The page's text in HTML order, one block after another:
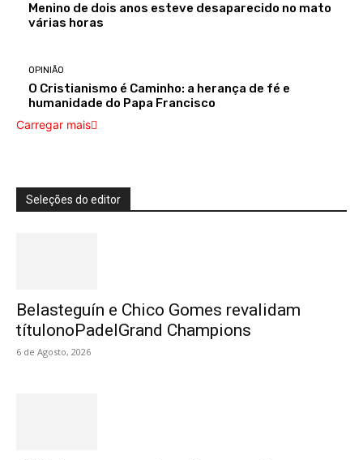
Menino de dois anos esteve desaparecido no mato
várias horas
OPINIÃO
O Cristianismo é Caminho: a herança de fé e
humanidade do Papa Francisco
Carregar mais
Seleções do editor
Belasteguín e Chico Gomes revalidam
títulonoPadelGrand Champions
6 de Agosto, 2026